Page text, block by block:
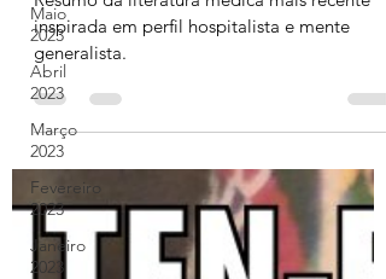
Maio
2023
Abril
2023
Março
2023
Fevereiro
2023
Janeiro
2023
cárdiofármacos
Resumo da literatura médica mais recente
inspirada em perfil hospitalista e mente
generalista.